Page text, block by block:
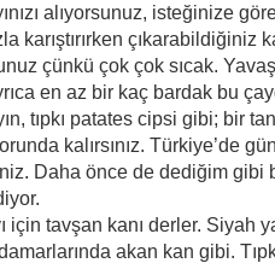
alıyorsunuz, isteğinize
karıştırırken
çünkü çok çok sıcak.
en az bir kaç bardak bu
tıpkı patates cipsi gibi; bir
kalırsınız. Türkiye’de
Daha önce de dediğim gibi
için tavşan kanı derler. Siyah
akan kan gibi.